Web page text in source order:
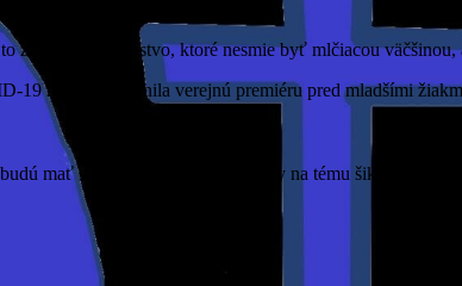
spoločenstvo, ktoré nesmie byť mlčiacou väčšinou,
nám neumožnila verejnú premiéru pred mladšími
mať s tými mladšími workshopy na tému šikany. Práve